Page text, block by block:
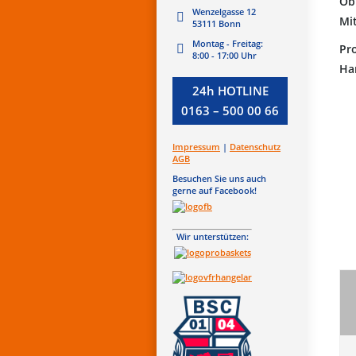
Wenzelgasse 12
53111 Bonn
Montag - Freitag:
8:00 - 17:00 Uhr
24h HOTLINE
0163 – 500 00 66
Impressum | Datenschutz
AGB
Besuchen Sie uns auch
gerne auf Facebook!
Wir unterstützen: